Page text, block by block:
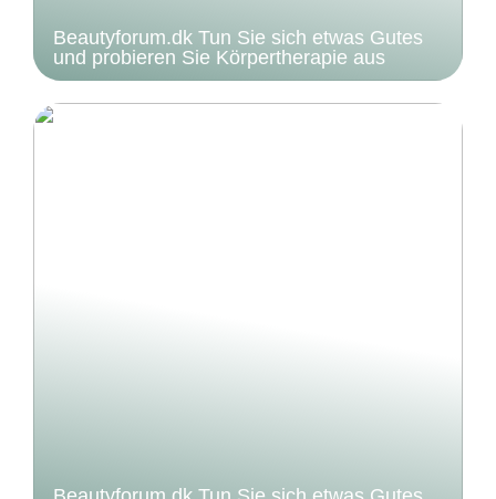
Beautyforum.dk Tun Sie sich etwas Gutes
und probieren Sie Körpertherapie aus